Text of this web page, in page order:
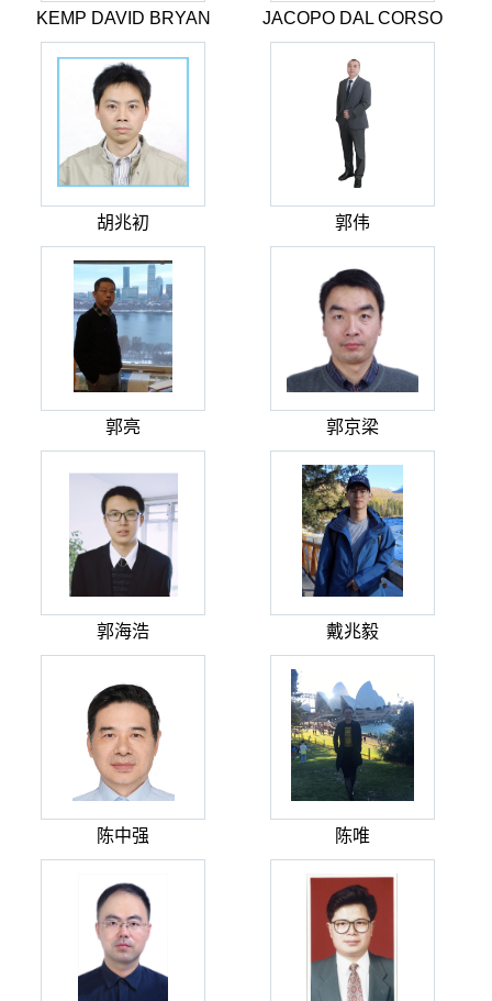
KEMP DAVID BRYAN JACOPO DAL CORSO
胡兆初 郭伟
郭亮 郭京梁
郭海浩 戴兆毅
陈中强 陈唯